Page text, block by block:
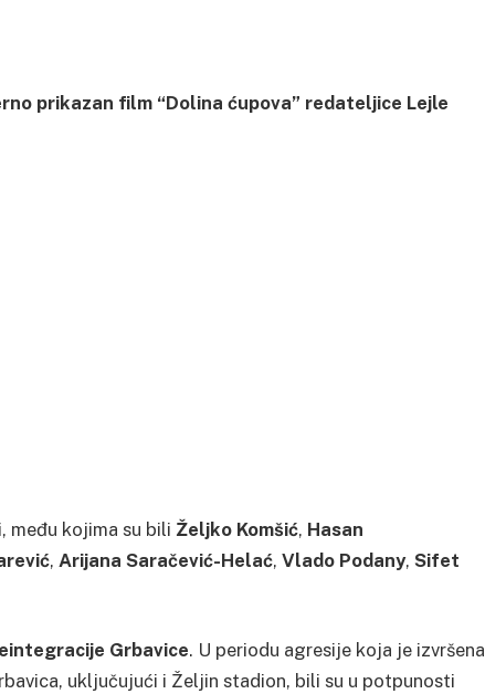
prikazan film “Dolina ćupova” redateljice Lejle
među kojima su bili Željko Komšić, Hasan
, Arijana Saračević-Helać, Vlado Podany, Sifet
Grbavice. U periodu agresije koja je izvršena
uključujući i Željin stadion, bili su u potpunosti